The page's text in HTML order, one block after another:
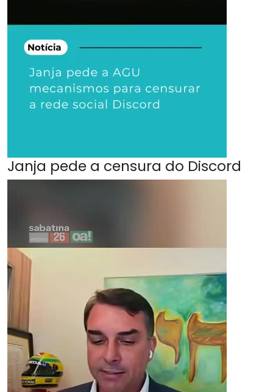
Janja pede a censura do Discord